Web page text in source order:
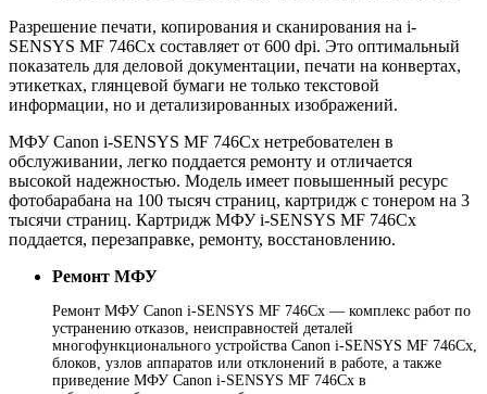
Разрешение печати, копирования и сканирования на i-
SENSYS MF 746Cx составляет от 600 dpi. Это оптимальный
показатель для деловой документации, печати на конвертах,
этикетках, глянцевой бумаги не только текстовой
информации, но и детализированных изображений.
МФУ Canon i-SENSYS MF 746Cx нетребователен в
обслуживании, легко поддается ремонту и отличается
высокой надежностью. Модель имеет повышенный ресурс
фотобарабана на 100 тысяч страниц, картридж с тонером на 3
тысячи страниц. Картридж МФУ i-SENSYS MF 746Cx
поддается, перезаправке, ремонту, восстановлению.
Ремонт МФУ
Ремонт МФУ Canon i-SENSYS MF 746Cx — комплекс работ по
устранению отказов, неисправностей деталей
многофункционального устройства Canon i-SENSYS MF 746Cx,
блоков, узлов аппаратов или отклонений в работе, а также
приведение МФУ Canon i-SENSYS MF 746Cx в